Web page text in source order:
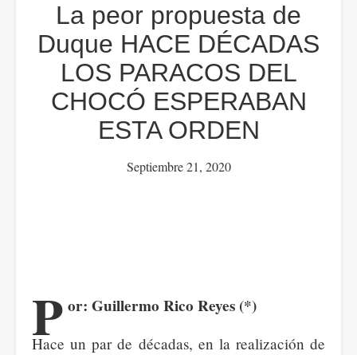
La peor propuesta de
Duque HACE DÉCADAS
LOS PARACOS DEL
CHOCÓ ESPERABAN
ESTA ORDEN
Septiembre 21, 2020
P or: Guillermo Rico Reyes (*)
Hace un par de décadas, en la realización de